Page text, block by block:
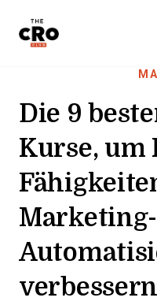
Die 9
Kurse, um
Marketing-
verbessern